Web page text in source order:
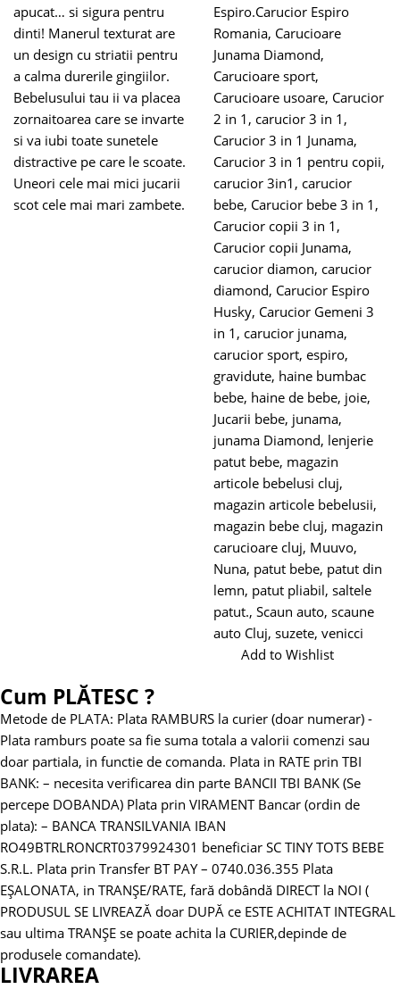
apucat… si sigura pentru
dinti! Manerul texturat are
un design cu striatii pentru
a calma durerile gingiilor.
Bebelusului tau ii va placea
zornaitoarea care se invarte
si va iubi toate sunetele
distractive pe care le scoate.
Uneori cele mai mici jucarii
scot cele mai mari zambete.
Espiro.Carucior Espiro
Romania, Carucioare
Junama Diamond,
Carucioare sport,
Carucioare usoare, Carucior
2 in 1 , carucior 3 in 1 ,
Carucior 3 in 1 Junama,
Carucior 3 in 1 pentru copii,
carucior 3in1 , carucior
bebe, Carucior bebe 3 in 1 ,
Carucior copii 3 in 1 ,
Carucior copii Junama,
carucior diamon, carucior
diamond, Carucior Espiro
Husky, Carucior Gemeni 3
in 1 , carucior junama,
carucior sport, espiro,
gravidute, haine bumbac
bebe, haine de bebe, joie,
Jucarii bebe, junama,
junama Diamond, lenjerie
patut bebe, magazin
articole bebelusi cluj,
magazin articole bebelusii,
magazin bebe cluj, magazin
carucioare cluj, Muuvo,
Nuna, patut bebe, patut din
lemn, patut pliabil, saltele
patut., Scaun auto, scaune
auto Cluj, suzete, venicci
Add to Wishlist
Cum PLĂTESC ?
Metode de PLATA: Plata RAMBURS la curier (doar numerar) -
Plata ramburs poate sa fie suma totala a valorii comenzi sau
doar partiala, in functie de comanda. Plata in RATE prin TBI
BANK: – necesita verificarea din parte BANCII TBI BANK (Se
percepe DOBANDA) Plata prin VIRAMENT Bancar (ordin de
plata): – BANCA TRANSILVANIA IBAN
RO49BTRLRONCRT0379924301 beneficiar SC TINY TOTS BEBE
S.R.L. Plata prin Transfer BT PAY – 0740.036.355 Plata
EȘALONATA, in TRANȘE/RATE, fară dobândă DIRECT la NOI (
PRODUSUL SE LIVREAZĂ doar DUPĂ ce ESTE ACHITAT INTEGRAL
sau ultima TRANȘE se poate achita la CURIER,depinde de
produsele comandate).
LIVRAREA